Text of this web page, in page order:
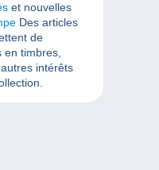
et nouvelles
Des articles
de
timbres,
intérêts